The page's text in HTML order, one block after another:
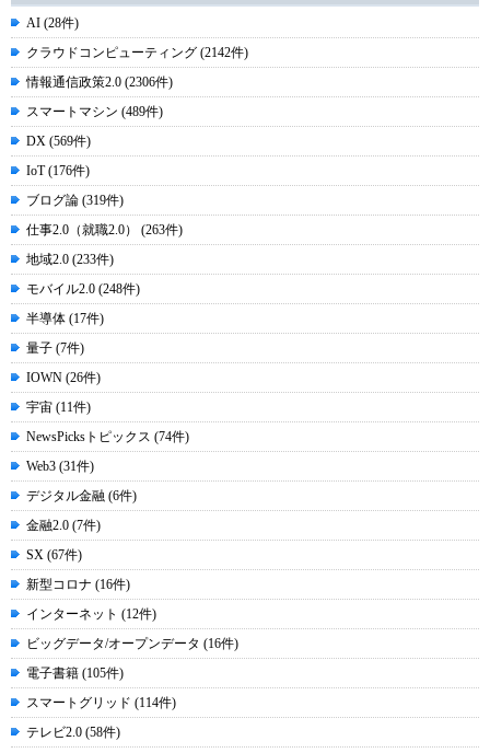
AI (28件)
クラウドコンピューティング (2142件)
情報通信政策2.0 (2306件)
スマートマシン (489件)
DX (569件)
IoT (176件)
ブログ論 (319件)
仕事2.0（就職2.0） (263件)
地域2.0 (233件)
モバイル2.0 (248件)
半導体 (17件)
量子 (7件)
IOWN (26件)
宇宙 (11件)
NewsPicksトピックス (74件)
Web3 (31件)
デジタル金融 (6件)
金融2.0 (7件)
SX (67件)
新型コロナ (16件)
インターネット (12件)
ビッグデータ/オープンデータ (16件)
電子書籍 (105件)
スマートグリッド (114件)
テレビ2.0 (58件)